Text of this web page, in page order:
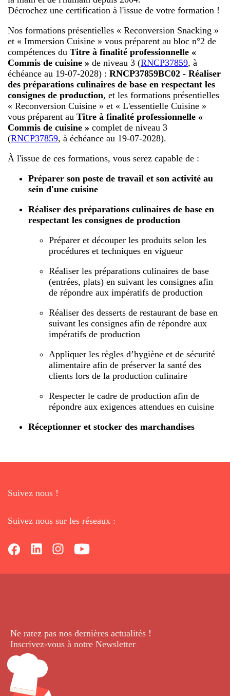
Décrochez une certification à l'issue de votre formation !
Nos formations présentielles « Reconversion Snacking »
et « Immersion Cuisine » vous préparent au bloc n°2 de
compétences du Titre à finalité professionnelle «
Commis de cuisine » de niveau 3 (RNCP37859, à
échéance au 19-07-2028) : RNCP37859BC02 - Réaliser
des préparations culinaires de base en respectant les
consignes de production, et les formations présentielles
« Reconversion Cuisine » et « L'essentielle Cuisine »
vous préparent au Titre à finalité professionnelle «
Commis de cuisine » complet de niveau 3
(RNCP37859, à échéance au 19-07-2028).
À l'issue de ces formations, vous serez capable de :
Préparer son poste de travail et son activité au
sein d'une cuisine
Réaliser des préparations culinaires de base en
respectant les consignes de production
Préparer et découper les produits selon les
procédures et techniques en vigueur
Réaliser les préparations culinaires de base
(entrées, plats) en suivant les consignes afin
de répondre aux impératifs de production
Réaliser des desserts de restaurant de base en
suivant les consignes afin de répondre aux
impératifs de production
Appliquer les règles d’hygiène et de sécurité
alimentaire afin de préserver la santé des
clients lors de la production culinaire
Respecter le cadre de production afin de
répondre aux exigences attendues en cuisine
Réceptionner et stocker des marchandises
Suivez nous !
Suivez nous sur les réseaux :
Ne ratez pas nos dernières actualités !
Inscrivez-vous à notre Newsletter.